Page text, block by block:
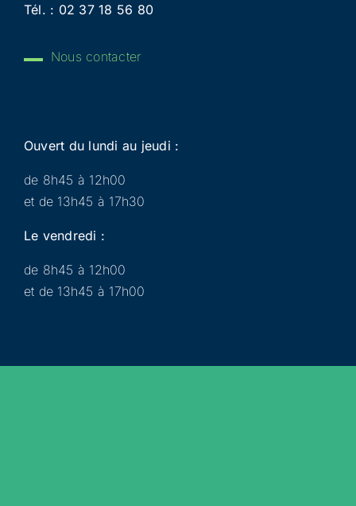
Tél. : 02 37 18 56 80
Nous contacter
Ouvert du lundi au jeudi :
de 8h45 à 12h00
et de 13h45 à 17h30
Le vendredi :
de 8h45 à 12h00
et de 13h45 à 17h00